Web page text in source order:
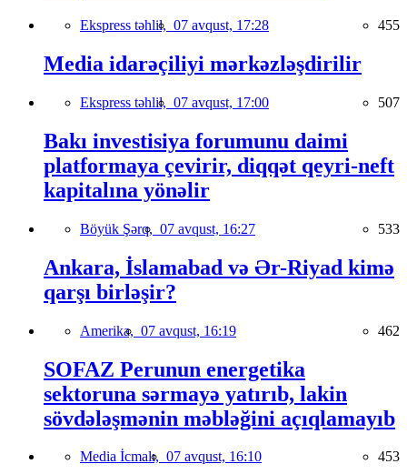
Ekspress təhlil, 07 avqust, 17:28 455
Media idarəçiliyi mərkəzləşdirilir
Ekspress təhlil, 07 avqust, 17:00 507
Bakı investisiya forumunu daimi
platformaya çevirir, diqqət qeyri-neft
kapitalına yönəlir
Böyük Şərq, 07 avqust, 16:27 533
Ankara, İslamabad və Ər-Riyad kimə
qarşı birləşir?
Amerika, 07 avqust, 16:19 462
SOFAZ Perunun energetika
sektoruna sərmayə yatırıb, lakin
sövdələşmənin məbləğini açıqlamayıb
Media İcmalı, 07 avqust, 16:10 453